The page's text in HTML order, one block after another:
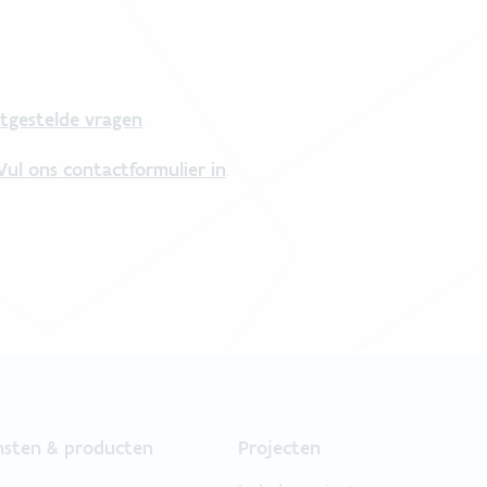
vragen
ons contactformulier in
& producten
Projecten